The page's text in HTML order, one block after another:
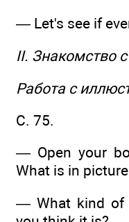
— Let's see if
II. Знакомство
Работа с
С. 75.
— Open your
What is in
— What kind of